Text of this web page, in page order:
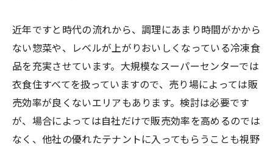
近年ですと時代の流れから、調理にあまり時間がかから
ない惣菜や、レベルが上がりおいしくなっている冷凍食
品を充実させています。大規模なスーパーセンターでは
衣食住すべてを扱っていますので、売り場によっては販
売効率が良くないエリアもあります。検討は必要です
が、場合によっては自社だけで販売効率を高めるのでは
なく、他社の優れたテナントに入ってもらうことも視野